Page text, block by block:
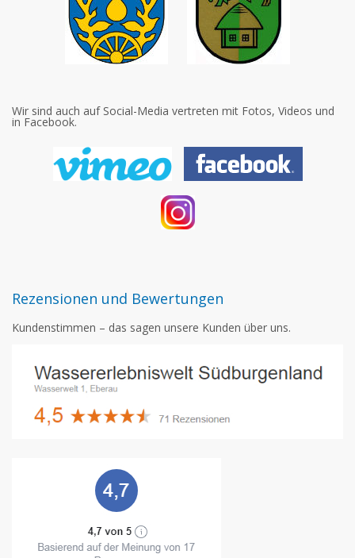
Wir sind auch auf Social-Media vertreten mit Fotos, Videos und
in Facebook.
Rezensionen und Bewertungen
Kundenstimmen – das sagen unsere Kunden über uns.